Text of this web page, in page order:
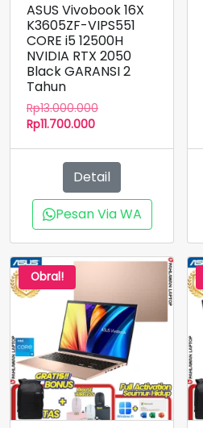
ASUS Vivobook 16X
K3605ZF-VIPS551
CORE i5 12500H
NVIDIA RTX 2050
Black GARANSI 2
Tahun
Rp13.000.000Harga
Rp11.700.000Harga
adalah:
Rp11.700.000.
Detail
Pesan Via WA
Obral!